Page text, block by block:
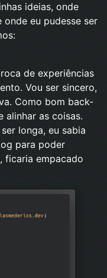
ideias, onde
eu pudesse ser
de experiências
Vou ser sincero,
Como bom back-
as coisas.
longa, eu sabia
para poder
ficaria empacado